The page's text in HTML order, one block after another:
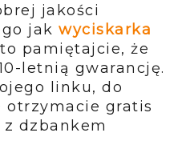
jakości
jakwyciskarka
pamiętajcie, że
letnią gwarancję.
linku, do
otrzymacie gratis
dzbankem